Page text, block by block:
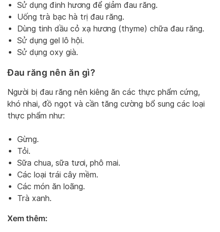
Sử dụng đinh hương để giảm đau răng.
Uống trà bạc hà trị đau răng.
Dùng tinh dầu cỏ xạ hương (thyme) chữa đau răng.
Sử dụng gel lô hội.
Sử dụng oxy già.
Đau răng nên ăn gì?
Người bị đau răng nên kiêng ăn các thực phẩm cứng,
khó nhai, đồ ngọt và cần tăng cường bổ sung các loại
thực phẩm như:
Gừng.
Tỏi.
Sữa chua, sữa tươi, phô mai.
Các loại trái cây mềm.
Các món ăn loãng.
Trà xanh.
Xem thêm: